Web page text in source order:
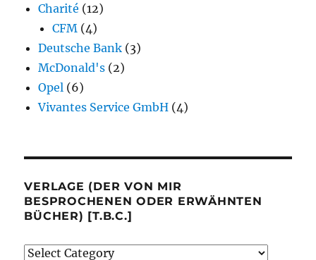
Charité (12)
CFM (4)
Deutsche Bank (3)
McDonald's (2)
Opel (6)
Vivantes Service GmbH (4)
VERLAGE (DER VON MIR
BESPROCHENEN ODER ERWÄHNTEN
BÜCHER) [T.B.C.]
Verlage